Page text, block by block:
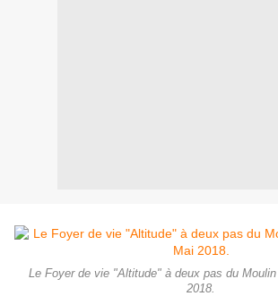
Le Foyer de vie "Altitude" à deux pas du Moulin
2018.